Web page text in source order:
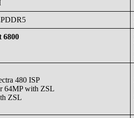
6800
480 ISP
64MP with ZSL
ZSL